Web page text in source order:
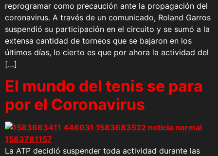
reprogramar como precaución ante la propagación del
coronavirus. A través de un comunicado, Roland Garros
suspendió su participación en el circuito y se sumó a la
extensa cantidad de torneos que se bajaron en los
últimos días, lo cierto es que por ahora la actividad del
[…]
El mundo del tenis se para
por el Coronavirus
La ATP decidió suspender toda actividad durante las